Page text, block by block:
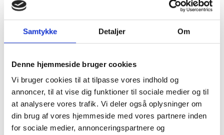
Samtykke Detaljer Om
Denne hjemmeside bruger cookies
Vi bruger cookies til at tilpasse vores indhold og
annoncer, til at vise dig funktioner til sociale medier og til
at analysere vores trafik. Vi deler også oplysninger om
din brug af vores hjemmeside med vores partnere inden
for sociale medier, annonceringspartnere og
Leopard print hundekjole
40,00 kr.
Hundeskåle med "FOOD"
og "WATER"
40,00 kr.
7 7